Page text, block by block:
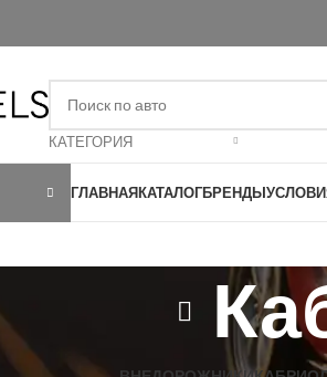
КАТЕГОРИЯ
ГЛАВНАЯКАТАЛОГБРЕНДЫ